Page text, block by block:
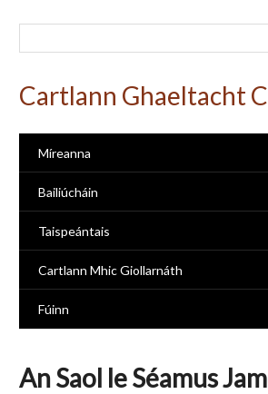
Cartlann Ghaeltacht
Míreanna
Bailiúcháin
Taispeántais
Cartlann Mhic Giollarnáth
Fúinn
An Saol le Séamus